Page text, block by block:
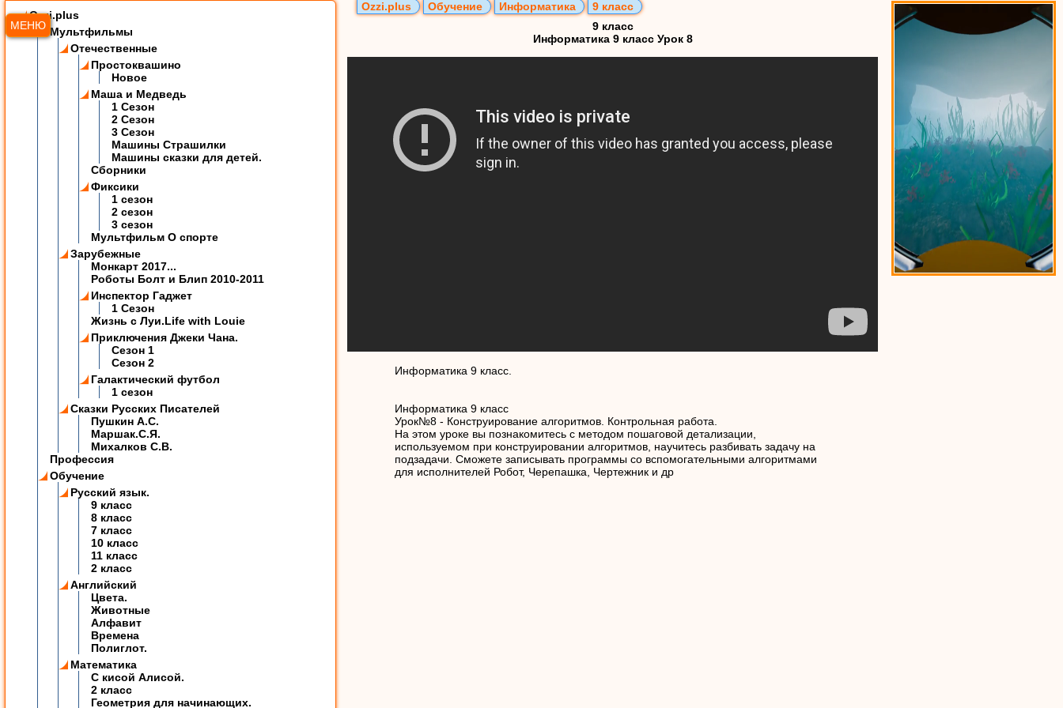
МЕНЮ
Ozzi.plus
Мультфильмы
Отечественные
Простоквашино
Новое
Маша и Медведь
1 Сезон
2 Сезон
3 Сезон
Машины Страшилки
Машины сказки для детей.
Сборники
Фиксики
1 сезон
2 сезон
3 сезон
Мультфильм О спорте
Зарубежные
Монкарт 2017...
Роботы Болт и Блип 2010-2011
Инспектор Гаджет
1 Сезон
Жизнь с Луи.Life with Louie
Приключения Джеки Чана.
Сезон 1
Сезон 2
Галактический футбол
1 сезон
Сказки Русских Писателей
Пушкин А.С.
Маршак.С.Я.
Михалков С.В.
Профессия
Обучение
Русский язык.
9 класс
8 класс
7 класс
10 класс
11 класс
2 класс
Английский
Цвета.
Животные
Алфавит
Времена
Полиглот.
Математика
C кисой Алисой.
2 класс
Геометрия для начинающих.
Ozzi.plus Обучение Информатика
9 класс
9 класс
Информатика 9 класс Урок 8
Информатика 9 класс.
Информатика 9 класс
Урок№8 - Конструирование алгоритмов. Контрольная работа.
На этом уроке вы познакомитесь с методом пошаговой детализации,
используемом при конструировании алгоритмов, научитесь разбивать задачу на
подзадачи. Сможете записывать программы со вспомогательными алгоритмами
для исполнителей Робот, Черепашка, Чертежник и др